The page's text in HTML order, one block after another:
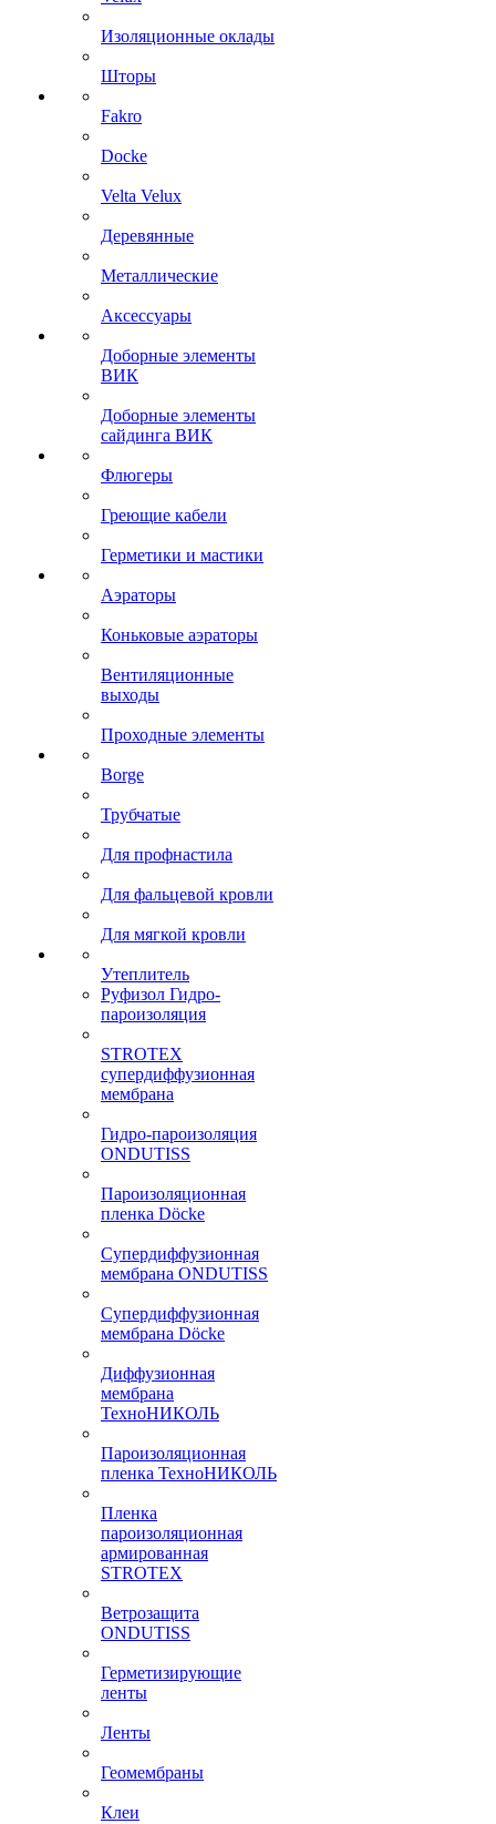
Изоляционные оклады
Шторы
Fakro
Docke
Velta Velux
Деревянные
Металлические
Аксессуары
Доборные элементы
ВИК
Доборные элементы
сайдинга ВИК
Флюгеры
Греющие кабели
Герметики и мастики
Аэраторы
Коньковые аэраторы
Вентиляционные
выходы
Проходные элементы
Borge
Трубчатые
Для профнастила
Для фальцевой кровли
Для мягкой кровли
Утеплитель
Руфизол Гидро-
пароизоляция
STROTEX
супердиффузионная
мембрана
Гидро-пароизоляция
ONDUTISS
Пароизоляционная
пленка Döcke
Супердиффузионная
мембрана ONDUTISS
Супердиффузионная
мембрана Döcke
Диффузионная
мембрана
ТехноНИКОЛЬ
Пароизоляционная
пленка ТехноНИКОЛЬ
Пленка
пароизоляционная
армированная
STROTEX
Ветрозащита
ONDUTISS
Герметизирующие
ленты
Ленты
Геомембраны
Клеи